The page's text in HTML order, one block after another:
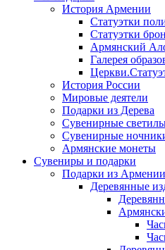
История Армении
Статуэтки
Статуэтки
Армянский
Галерея
История России
Мировые деятели
Подарки из Дерева
Сувенирные
Сувенирные
Армянские монеты
Сувениры и подарки
Подарки из Армении
Деревянные